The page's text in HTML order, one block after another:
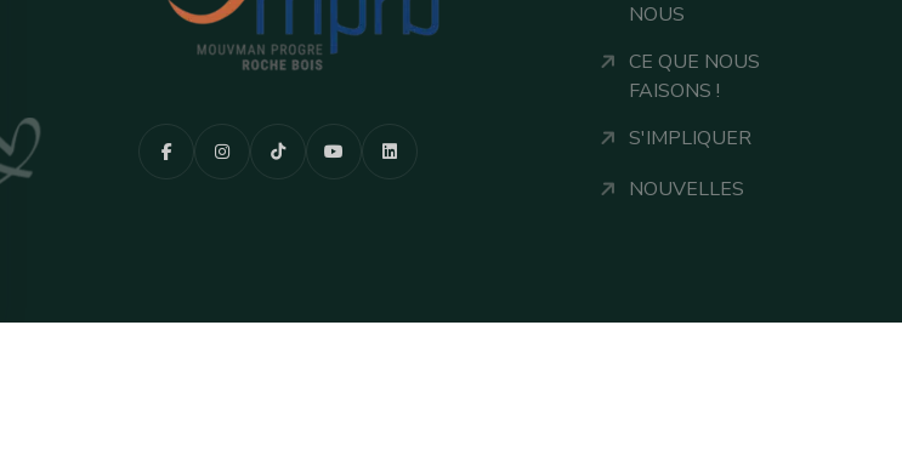
NOUS
CE QUE NOUS
FAISONS !
S'IMPLIQUER
NOUVELLES